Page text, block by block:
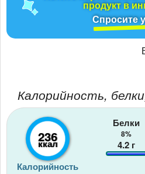
продукт в
Спросите
Калорийность,
236
ккал
Калорийность
Белки
8%
4.2 г